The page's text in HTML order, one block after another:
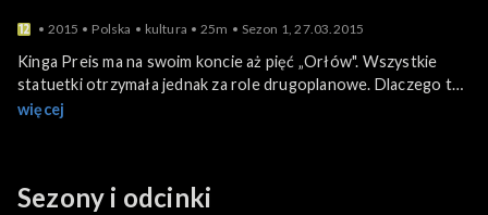
2015 Polska kultura 25m Sezon 1, 27.03.2015
Kinga Preis ma na swoim koncie aż pięć „Orłów". Wszystkie
statuetki otrzymała jednak za role drugoplanowe. Dlaczego tak
zdolna aktorka nie doczekała się jak dotąd roli, na którą
więcej
Sezony i odcinki